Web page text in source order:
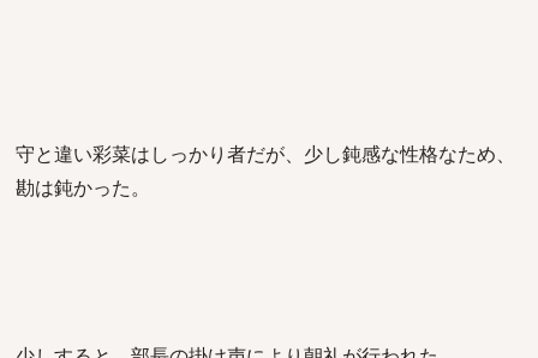
守と違い彩菜はしっかり者だが、少し鈍感な性格なため、
勘は鈍かった。